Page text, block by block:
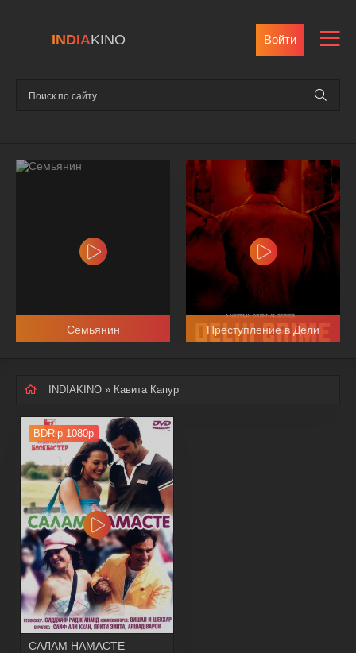
INDIAKINO Войти
Семьянин Преступление в Дели
INDIAKINO » Кавита Капур
BDRip 1080p
САЛАМ НАМАСТЕ